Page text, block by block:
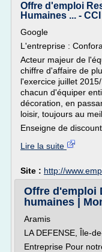
Offre d'emploi
Humaines ... -
Google
L'entreprise :
Acteur majeur de
chiffre d'affaire de
l'exercice juillet
chacun d'équiper
décoration, en
loisir, toujours au
Enseigne de
Lire la suite
Site : http://
Offre d'emploi
humaines |
Aramis
LA DEFENSE, Île-
Entreprise Pour